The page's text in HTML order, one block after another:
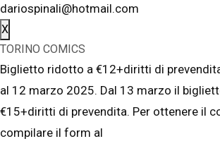
dariospinali@hotmail.com
X
TORINO COMICS
Biglietto ridotto a €12+diritti di
al 12 marzo 2025. Dal 13 marzo il
€15+diritti di prevendita. Per ottenere il
compilare il form al